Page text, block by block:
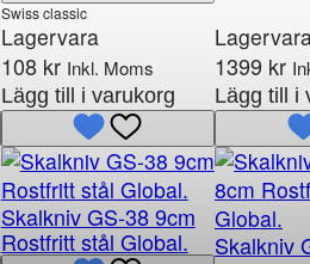
Swiss classic
Lagervara
108 kr Inkl. Moms
Lägg till i varukorg
1399 kr
Lägg till i
Skalkniv GS-38 9cm
Rostfritt stål Global.
Skalkniv